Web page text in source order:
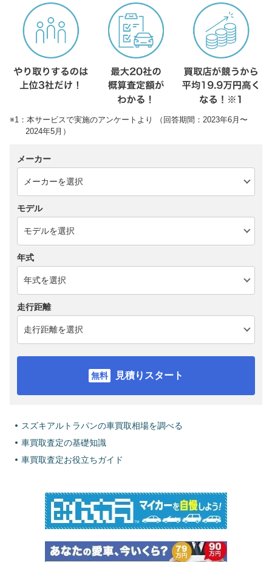
※1：本サービスで実施のアンケートより （回答期間：2023年6月〜
2024年5月）
メーカー
モデル
年式
走行距離
見積りスタート
スズキアルトラパンの車買取相場を調べる
車買取査定の基礎知識
車買取査定お役立ちガイド